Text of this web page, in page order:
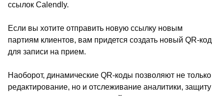
ссылок Calendly.
Если вы хотите отправить новую ссылку новым
партиям клиентов, вам придется создать новый QR-код
для записи на прием.
Наоборот, динамические QR-коды позволяют не только
редактирование, но и отслеживание аналитики, защиту